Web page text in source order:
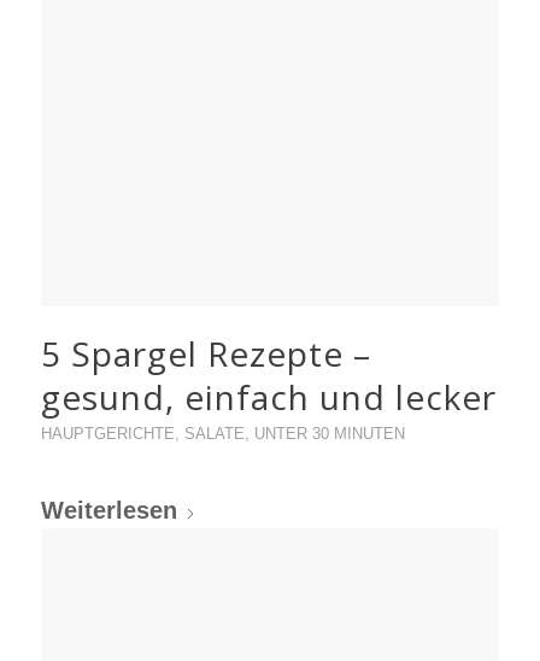
5 Spargel Rezepte –
gesund, einfach und lecker
HAUPTGERICHTE SALATE UNTER 30 MINUTEN
Weiterlesen